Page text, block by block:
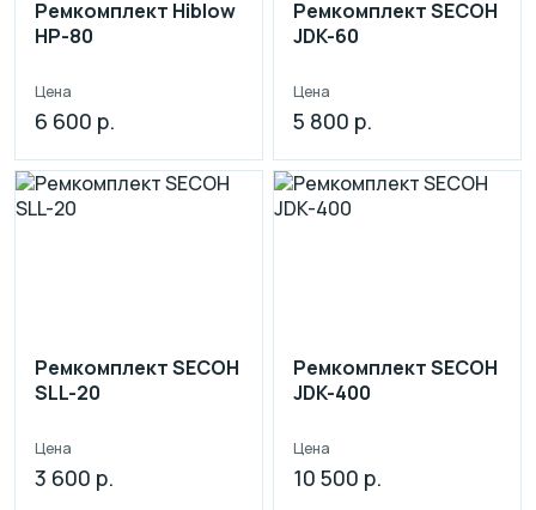
Ремкомплект Hiblow
HP-80
Цена
6 600 р.
Ремкомплект SECOH
JDK-60
Цена
5 800 р.
Ремкомплект SECOH
SLL-20
Цена
3 600 р.
Ремкомплект SECOH
JDK-400
Цена
10 500 р.